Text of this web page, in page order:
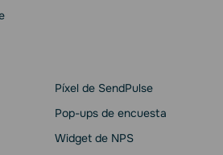
Píxel de SendPulse
Pop-ups de encuesta
Widget de NPS